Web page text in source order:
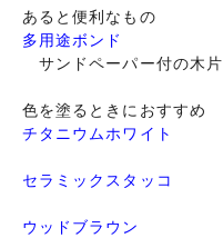
あると便利なもの
多用途ボンド
サンドペーパー付の木片
色を塗るときにおすすめ
チタニウムホワイト
セラミックスタッコ
ウッドブラウン